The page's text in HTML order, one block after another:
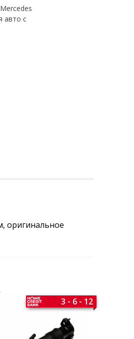
авто с
оригинальное
3 - 6 - 12